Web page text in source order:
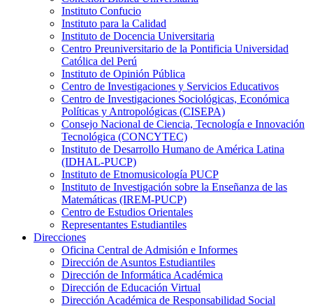
Instituto Confucio
Instituto para la Calidad
Instituto de Docencia Universitaria
Centro Preuniversitario de la Pontificia Universidad
Católica del Perú
Instituto de Opinión Pública
Centro de Investigaciones y Servicios Educativos
Centro de Investigaciones Sociológicas, Económica
Políticas y Antropológicas (CISEPA)
Consejo Nacional de Ciencia, Tecnología e Innovación
Tecnológica (CONCYTEC)
Instituto de Desarrollo Humano de América Latina
(IDHAL-PUCP)
Instituto de Etnomusicología PUCP
Instituto de Investigación sobre la Enseñanza de las
Matemáticas (IREM-PUCP)
Centro de Estudios Orientales
Representantes Estudiantiles
Direcciones
Oficina Central de Admisión e Informes
Dirección de Asuntos Estudiantiles
Dirección de Informática Académica
Dirección de Educación Virtual
Dirección Académica de Responsabilidad Social